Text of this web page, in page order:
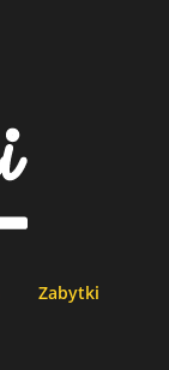
Zabytki